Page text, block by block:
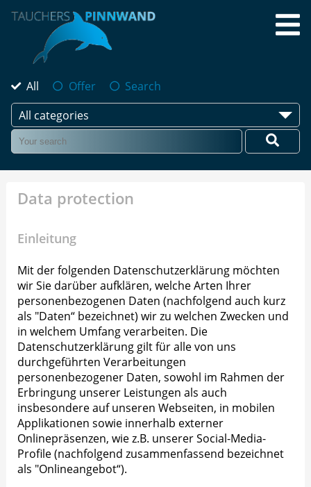
All Offer
Search
All categories
Data protection
Einleitung
Mit der folgenden Datenschutzerklärung möchten
wir Sie darüber aufklären, welche Arten Ihrer
personenbezogenen Daten (nachfolgend auch kurz
als "Daten“ bezeichnet) wir zu welchen Zwecken und
in welchem Umfang verarbeiten. Die
Datenschutzerklärung gilt für alle von uns
durchgeführten Verarbeitungen
personenbezogener Daten, sowohl im Rahmen der
Erbringung unserer Leistungen als auch
insbesondere auf unseren Webseiten, in mobilen
Applikationen sowie innerhalb externer
Onlinepräsenzen, wie z.B. unserer Social-Media-
Profile (nachfolgend zusammenfassend bezeichnet
als "Onlineangebot“).